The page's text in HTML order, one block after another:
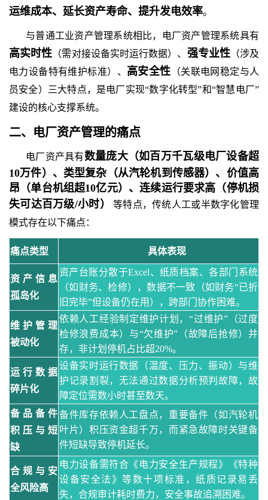
运维成本、延长资产寿命、提升发电效率。
与普通工业资产管理系统相比，电厂资产管理系统具有
高实时性 （需对接设备实时运行数据）、 强专业性（涉及
电力设备特有维护标准）、 高安全性 （关联电网稳定与人
员安全）三大特点，是电厂实现“数字化转型”和“智慧电厂”
建设的核心支撑系统。
二、 电厂资产管理的痛点
电厂资产具有数量庞大（如百万千瓦级电厂设备超
10万件）、类型复杂（从汽轮机到传感器）、价值高
昂（单台机组超10亿元）、连续运行要求高（停机损
失可达百万级/小时）
等特点，传统人工或半数字化管理
模式存在以下痛点：
痛点类型 具体表现
资产信息
孤岛化
资产台账分散于Excel、纸质档案、各部门系统
（如财务、检修），数据不一致（如财务“已折
旧完毕”但设备仍在用），跨部门协作困难。
维护管理
被动化
依赖人工经验制定维护计划，“过维护”（过度
检修浪费成本）与“欠维护”（故障后抢修）并
存，非计划停机占比超20%。
运行数据
碎片化
设备实时运行数据（温度、压力、振动）与维
护记录割裂，无法通过数据分析预判故障，故
障定位需数小时甚至数天。
备品备件
积压与短
缺
备件库存依赖人工盘点，重要备件（如汽轮机
叶片）积压资金超千万，而紧急故障时关键备
件短缺导致停机延长。
合规与安
全风险高
电力设备需符合《电力安全生产规程》《特种
设备安全法》等数十项标准，纸质记录易丢
失，合规审计耗时费力，安全事故追溯困难。